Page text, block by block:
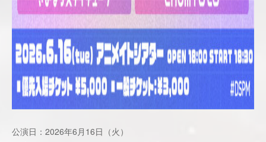
公演日：2026年6月16日（火）